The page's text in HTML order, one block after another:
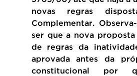
novas regras
Complementar.
ser que a nova proposta
de regras da
aprovada antes da
constitucional por